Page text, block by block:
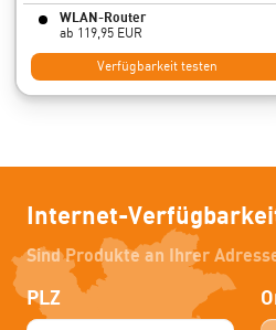
WLAN-Router
ab 119,95 EUR
Verfügbarkeit testen
Internet-
Sind Produkte an Ihrer
PLZ